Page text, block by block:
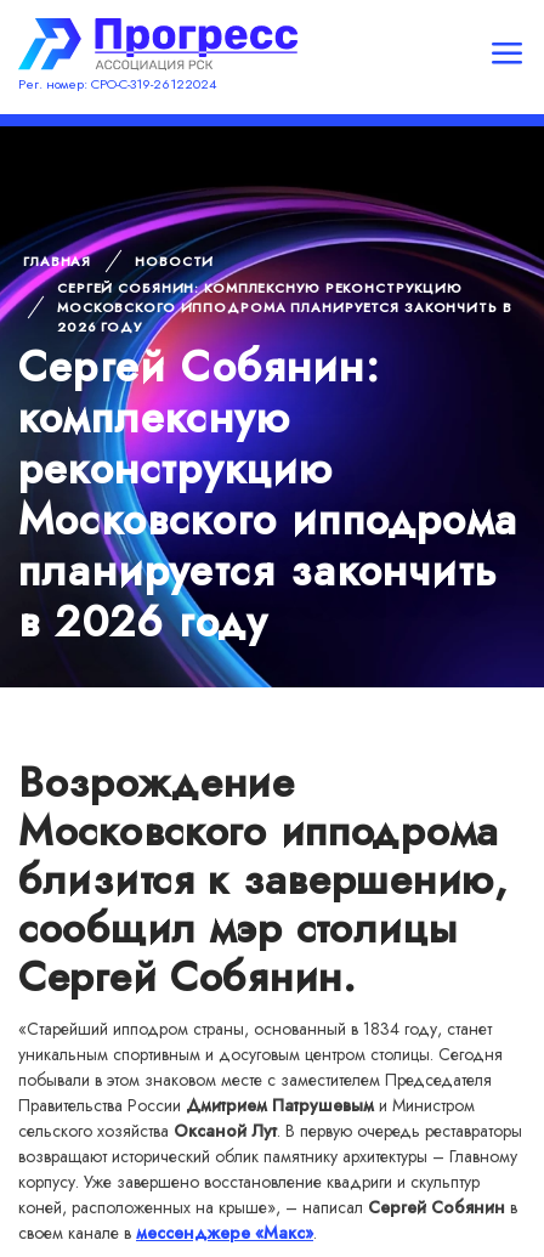
Рег. номер: СРО-С-319-26122024
ГЛАВНАЯ
НОВОСТИ
СЕРГЕЙ СОБЯНИН: КОМПЛЕКСНУЮ РЕКОНСТРУКЦИЮ
МОСКОВСКОГО ИППОДРОМА ПЛАНИРУЕТСЯ ЗАКОНЧИТЬ В
2026 ГОДУ
Сергей Собянин:
комплексную
реконструкцию
Московского ипподрома
планируется закончить
в 2026 году
​Возрождение
Московского ипподрома
близится к завершению,
сообщил мэр столицы
Сергей Собянин.
«Старейший ипподром страны, основанный в 1834 году, станет
уникальным спортивным и досуговым центром столицы. Сегодня
побывали в этом знаковом месте с заместителем Председателя
Правительства России Дмитрием Патрушевыми Министром
сельского хозяйства Оксаной Лут. В первую очередь реставраторы
возвращают исторический облик памятнику архитектуры – Главному
корпусу. Уже завершено восстановление квадриги и скульптур
коней, расположенных на крыше», – написал Сергей Собянин в
своем канале в мессенджере «Макс».